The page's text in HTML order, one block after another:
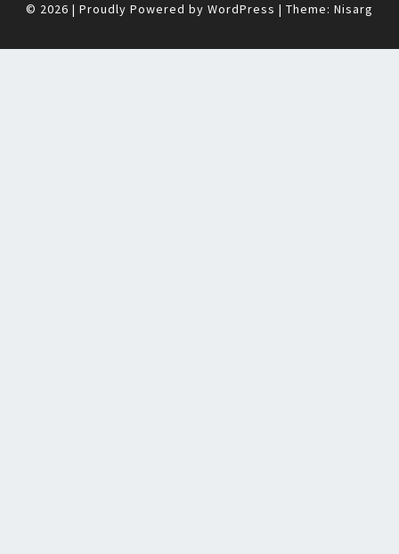
© 2026 | Proudly Powered by WordPress | Theme: Nisarg